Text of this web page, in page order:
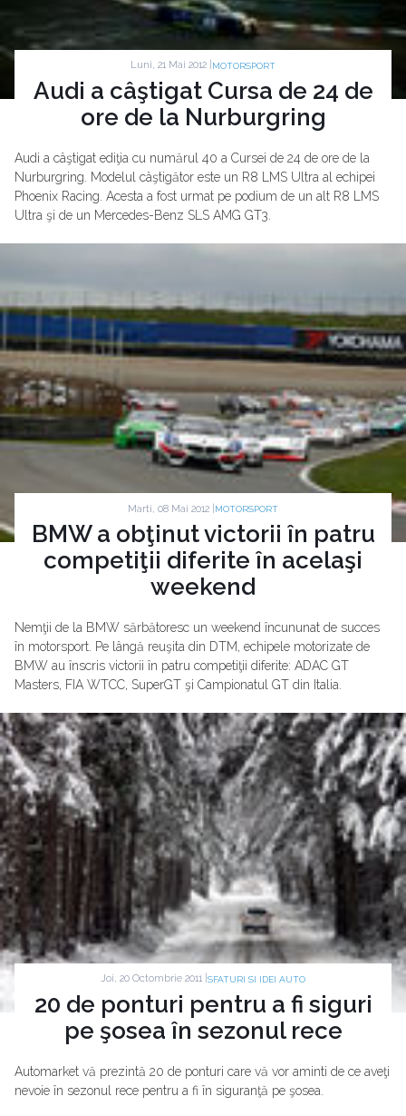
Luni, 21 Mai 2012 | MOTORSPORT
Audi a câştigat Cursa de 24 de
ore de la Nurburgring
Audi a câştigat ediţia cu numărul 40 a Cursei de 24 de ore de la
Nurburgring. Modelul câştigător este un R8 LMS Ultra al echipei
Phoenix Racing. Acesta a fost urmat pe podium de un alt R8 LMS
Ultra şi de un Mercedes-Benz SLS AMG GT3.
Marti, 08 Mai 2012 | MOTORSPORT
BMW a obţinut victorii în patru
competiţii diferite în acelaşi
weekend
Nemţii de la BMW sărbătoresc un weekend încununat de succes
în motorsport. Pe lângă reuşita din DTM, echipele motorizate de
BMW au înscris victorii în patru competiţii diferite: ADAC GT
Masters, FIA WTCC, SuperGT şi Campionatul GT din Italia.
Joi, 20 Octombrie 2011 | SFATURI SI IDEI AUTO
20 de ponturi pentru a fi siguri
pe şosea în sezonul rece
Automarket vă prezintă 20 de ponturi care vă vor aminti de ce aveţi
nevoie în sezonul rece pentru a fi în siguranţă pe şosea.